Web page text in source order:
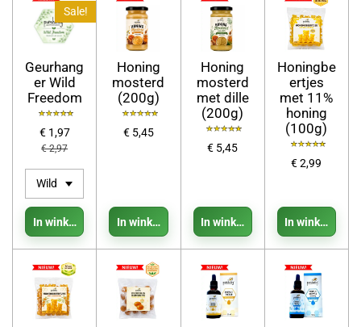
Sale!
Geurhang
er Wild
Freedom
€ 1,97
€ 2,97
In winkelwagen
Honing
mosterd
(200g)
€ 5,45
In winkelwagen
Honing
mosterd
met dille
(200g)
€ 5,45
In winkelwagen
Honingbe
ertjes
met 11%
honing
(100g)
€ 2,99
In